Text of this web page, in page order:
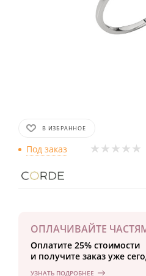
В ИЗБРАННОЕ
Под заказ
ОПЛАЧИВАЙТЕ
Оплатите 25% стоимости
и получите заказ уже
УЗНАТЬ ПОДРОБНЕЕ